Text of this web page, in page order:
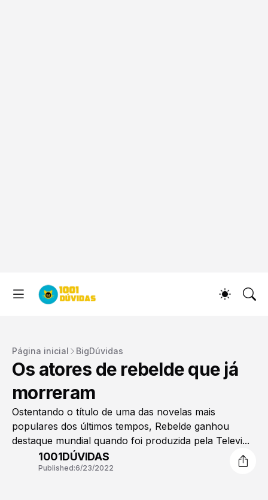
Página inicial BigDúvidas
Os atores de rebelde que já
morreram
Ostentando o título de uma das novelas mais
populares dos últimos tempos, Rebelde ganhou
destaque mundial quando foi produzida pela Televi...
1001DÚVIDAS
Published:6/23/2022